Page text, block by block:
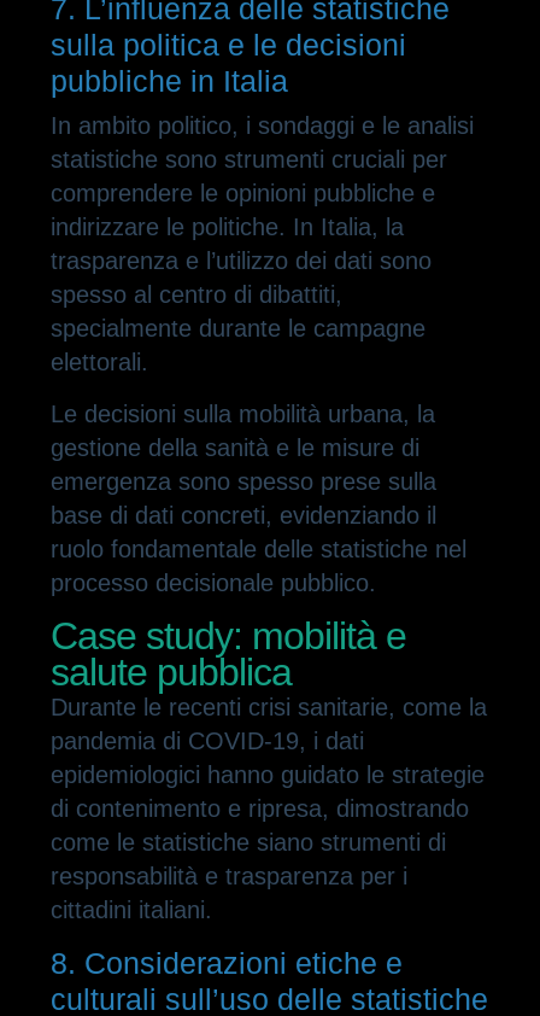
7. L’influenza delle statistiche
sulla politica e le decisioni
pubbliche in Italia
In ambito politico, i sondaggi e le analisi
statistiche sono strumenti cruciali per
comprendere le opinioni pubbliche e
indirizzare le politiche. In Italia, la
trasparenza e l’utilizzo dei dati sono
spesso al centro di dibattiti,
specialmente durante le campagne
elettorali.
Le decisioni sulla mobilità urbana, la
gestione della sanità e le misure di
emergenza sono spesso prese sulla
base di dati concreti, evidenziando il
ruolo fondamentale delle statistiche nel
processo decisionale pubblico.
Case study: mobilità e
salute pubblica
Durante le recenti crisi sanitarie, come la
pandemia di COVID-19, i dati
epidemiologici hanno guidato le strategie
di contenimento e ripresa, dimostrando
come le statistiche siano strumenti di
responsabilità e trasparenza per i
cittadini italiani.
8. Considerazioni etiche e
culturali sull’uso delle statistiche